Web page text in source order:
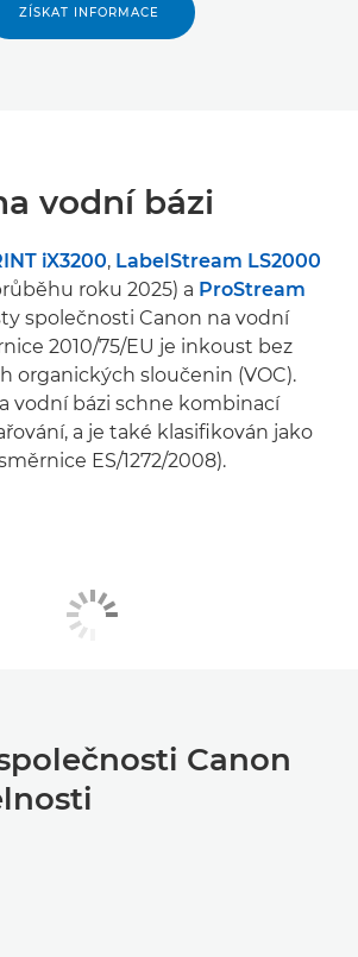
ZÍSKAT INFORMACE
vodní bázi
iX3200, LabelStream LS2000
roku 2025) a ProStream
společnosti Canon na vodní
2010/75/EU je inkoust bez
organických sloučenin (VOC).
vodní bázi schne kombinací
a je také klasifikován jako
ES/1272/2008).
Canon